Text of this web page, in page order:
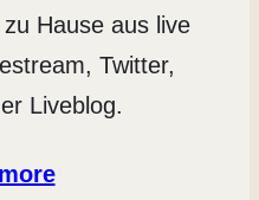
Hause aus live
Twitter,
Liveblog.